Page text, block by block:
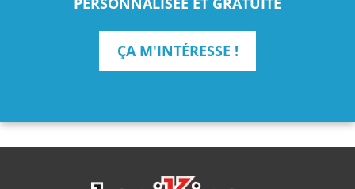
ÇA M'INTÉRESSE !